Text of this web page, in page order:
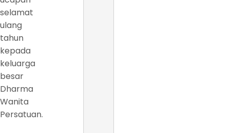
selamat
ulang
tahun
kepada
keluarga
besar
Dharma
Wanita
Persatuan.